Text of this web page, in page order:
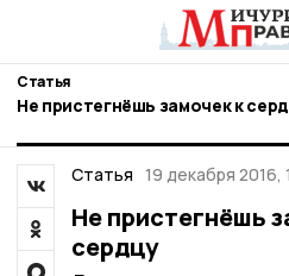
Статья
Не пристегнёшь замочек к
Статья 19 декабря 2016,
Не пристегнёшь
сердцу